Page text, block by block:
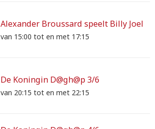
Alexander Broussard speelt Billy Joel
van 15:00 tot en met 17:15
De Koningin D@gh@p 3/6
van 20:15 tot en met 22:15